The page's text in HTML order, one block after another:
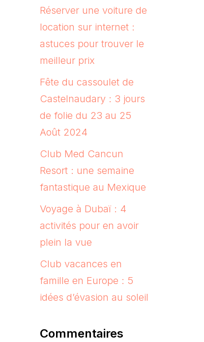
Réserver une voiture de
location sur internet :
astuces pour trouver le
meilleur prix
Fête du cassoulet de
Castelnaudary : 3 jours
de folie du 23 au 25
Août 2024
Club Med Cancun
Resort : une semaine
fantastique au Mexique
Voyage à Dubaï : 4
activités pour en avoir
plein la vue
Club vacances en
famille en Europe : 5
idées d’évasion au soleil
Commentaires